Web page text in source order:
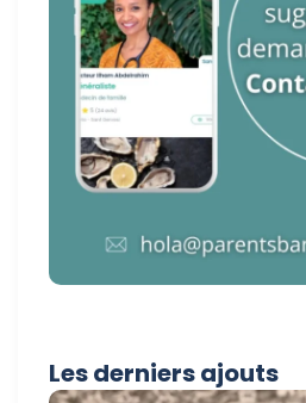
Les derniers ajouts